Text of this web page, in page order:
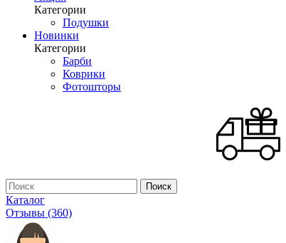
Категории
Подушки
Новинки
Категории
Барби
Коврики
Фотошторы
Каталог
Отзывы (360)